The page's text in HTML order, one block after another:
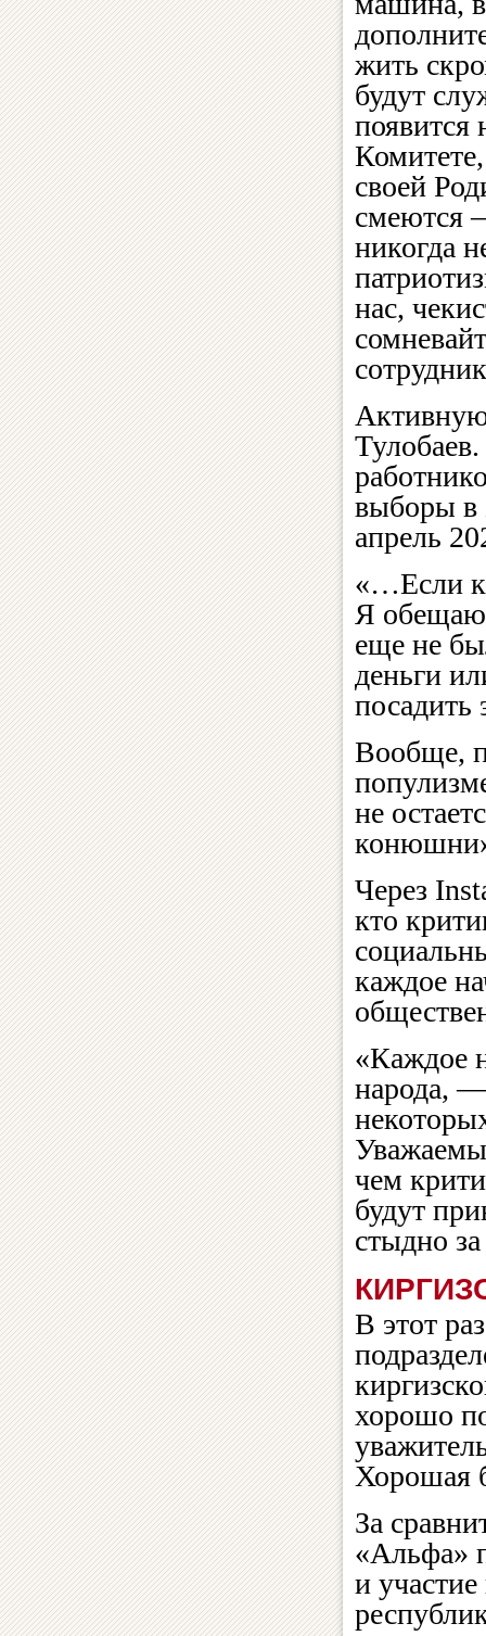
жить
будут
появится
своей
смеются
никогда
нас,
выборы в
апрель
«…Если
Я обещаю
еще не
деньги
посадить
Вообще,
не
Через
кто
каждое
«Каждое
народа,
чем
будут
стыдно
В этот
хорошо
Хорошая
За
«Альфа»
и